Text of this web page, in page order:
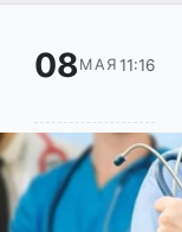
08МАЯ 11:16